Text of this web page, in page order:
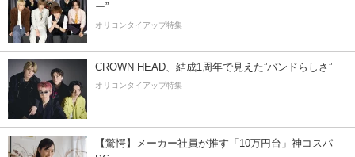
ー”
オリコンタイアップ特集
CROWN HEAD、結成1周年で見えた”バンドらしさ”
オリコンタイアップ特集
【驚愕】メーカー社員が推す「10万円台」神コスパ